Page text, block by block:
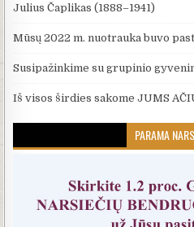
Julius Čaplikas (1888–1941)
Mūsų 2022 m. nuotrauka buvo
Susipažinkime su grupinio
Iš visos širdies sakome JUMS
PARAMA